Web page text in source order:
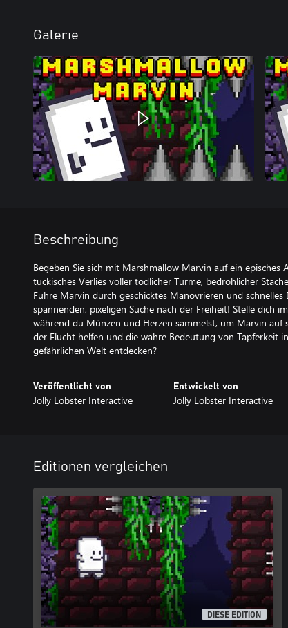
Galerie
Beschreibung
Begeben Sie sich mit Marshmallow Marvin auf ein episches
tückisches Verlies voller tödlicher Türme, bedrohlicher
Führe Marvin durch geschicktes Manövrieren und schnelles
spannenden, pixeligen Suche nach der Freiheit! Stelle dich
während du Münzen und Herzen sammelst, um Marvin auf
der Flucht helfen und die wahre Bedeutung von Tapferkeit
gefährlichen Welt entdecken?
Veröffentlicht von
Jolly Lobster Interactive
Entwickelt von
Jolly Lobster Interactive
Editionen vergleichen
DIESE EDITION